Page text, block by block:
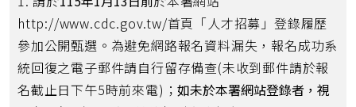
http://www.cdc.gov.tw/首頁「人才招募」登錄履歷
參加公開甄選。為避免網路報名資料漏失，報名成功系
統回復之電子郵件請自行留存備查(未收到郵件請於報
名截止日下午5時前來電)；如未於本署網站登錄者，視